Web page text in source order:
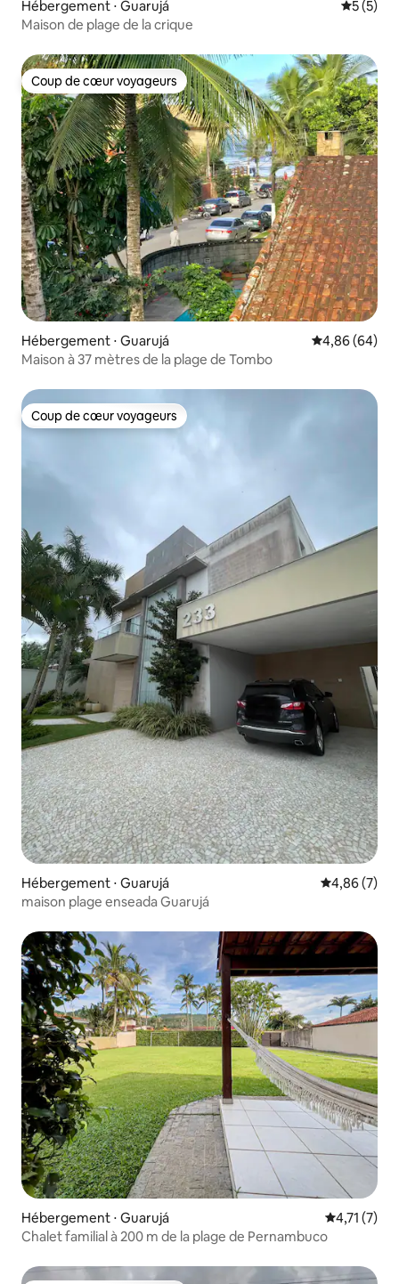
Hébergement ⋅ Guarujá
5 (5)
Maison de plage de la crique
Coup de cœur voyageurs
Coup de cœur voyageurs
Hébergement ⋅ Guarujá Évaluation
4,86 (64)
Maison à 37 mètres de la plage de Tombo
Coup de cœur voyageurs
Coup de cœur voyageurs
Hébergement ⋅ Guarujá Évaluation
4,86 (7)
maison plage enseada Guarujá
Hébergement ⋅ Guarujá Évaluation
4,71 (7)
Chalet familial à 200 m de la plage de Pernambuco